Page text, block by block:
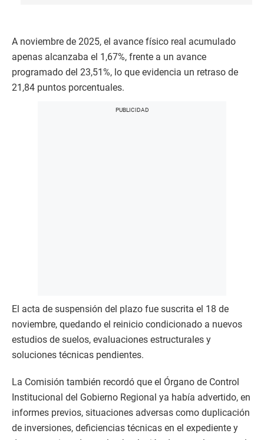
A noviembre de 2025, el avance físico real acumulado
apenas alcanzaba el 1,67%, frente a un avance
programado del 23,51%, lo que evidencia un retraso de
21,84 puntos porcentuales.
El acta de suspensión del plazo fue suscrita el 18 de
noviembre, quedando el reinicio condicionado a nuevos
estudios de suelos, evaluaciones estructurales y
soluciones técnicas pendientes.
La Comisión también recordó que el Órgano de Control
Institucional del Gobierno Regional ya había advertido, en
informes previos, situaciones adversas como duplicación
de inversiones, deficiencias técnicas en el expediente y